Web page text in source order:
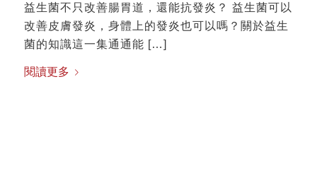
益生菌不只改善腸胃道，還能抗發炎？ 益生菌可以
改善皮膚發炎，身體上的發炎也可以嗎？關於益生
菌的知識這一集通通能 […]
閱讀更多